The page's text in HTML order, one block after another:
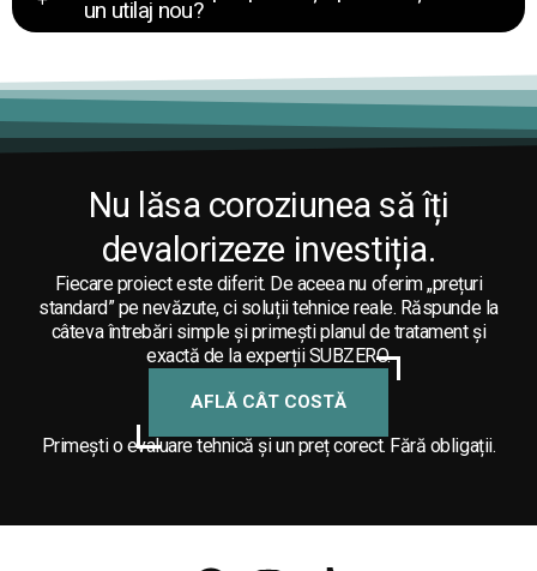
un utilaj nou?
Nu lăsa coroziunea să îți
devalorizeze investiția.
Fiecare proiect este diferit. De aceea nu oferim „prețuri
standard” pe nevăzute, ci soluții tehnice reale. Răspunde la
câteva întrebări simple și primești planul de tratament și
exactă de la experții SUBZERO.
AFLĂ CÂT COSTĂ
Primești o evaluare tehnică și un preț corect. Fără obligații.